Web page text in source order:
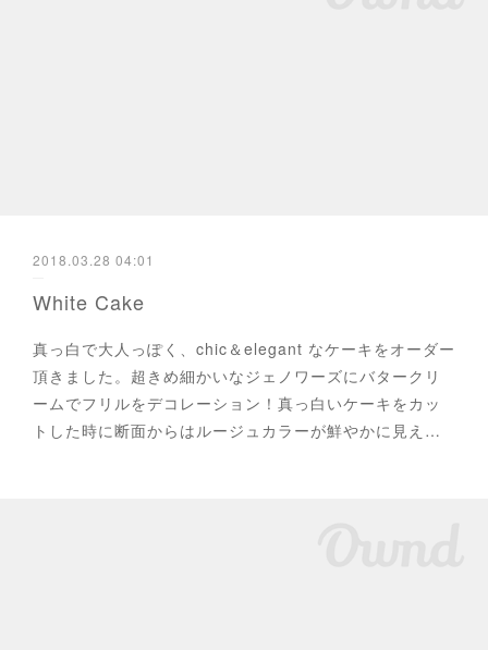
2018.03.28 04:01
White Cake
真っ白で大人っぽく、chic＆elegant なケーキをオーダー
頂きました。超きめ細かいなジェノワーズにバタークリ
ームでフリルをデコレーション！真っ白いケーキをカッ
トした時に断面からはルージュカラーが鮮やかに見え…